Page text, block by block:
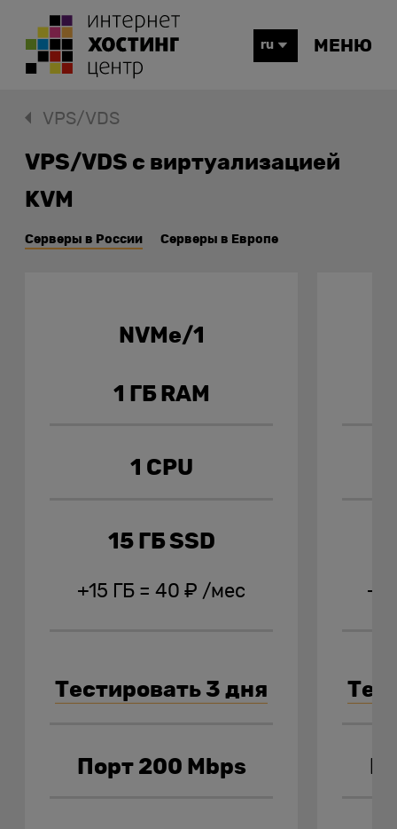
ru МЕНЮ
VPS/VDS
VPS/VDS с виртуализацией
KVM
Серверы в России Серверы в Европе
NVMe/1
1 ГБ RAM
1 CPU
15 ГБ SSD
+15 ГБ = 40 ₽ /мес
Тестировать 3 дня
Порт 200 Mbps